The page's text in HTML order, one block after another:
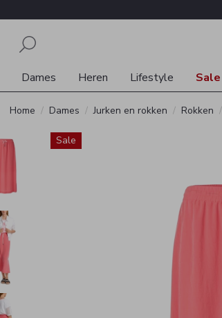
Dames Heren Lifestyle Sale
Home Dames Jurken en rokken Rokken
Sale